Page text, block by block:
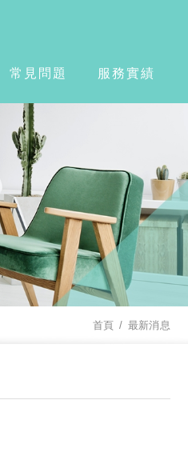
常見問題 服務實績
首頁 最新消息